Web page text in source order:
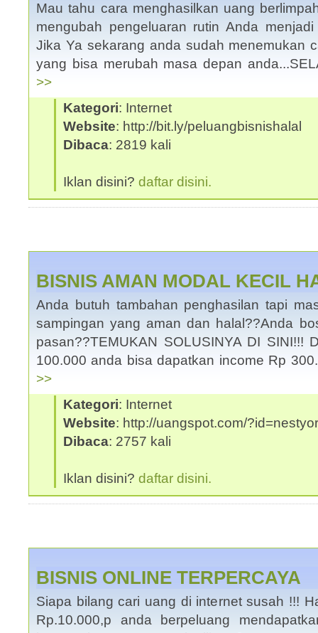
Mau tahu cara menghasilkan uang
mengubah pengeluaran rutin Anda
Jika Ya sekarang anda sudah menemukan
yang bisa merubah masa depan
>>
Kategori: Internet
Website: http://bit.ly/peluangbisnishalal
Dibaca: 2819 kali
Iklan disini? daftar disini.
BISNIS AMAN MODAL KECIL
Anda butuh tambahan penghasilan tapi
sampingan yang aman dan halal??Anda
pasan??TEMUKAN SOLUSINYA DI SINI!!!
100.000 anda bisa dapatkan income Rp
>>
Kategori: Internet
Website: http://uangspot.com/
Dibaca: 2757 kali
Iklan disini? daftar disini.
BISNIS ONLINE TERPERCAYA
Siapa bilang cari uang di internet susah !!!
Rp.10.000,p anda berpeluang